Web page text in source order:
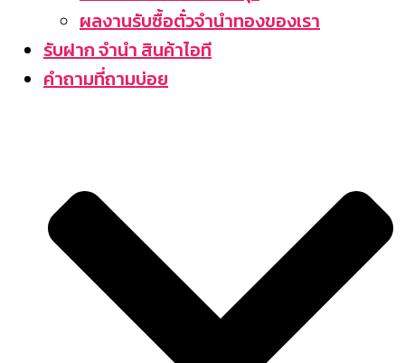
ผลงานรับซื้อตั๋วจำนำทองของเรา
รับฝาก จำนำ สินค้าไอที
คำถามที่ถามบ่อย